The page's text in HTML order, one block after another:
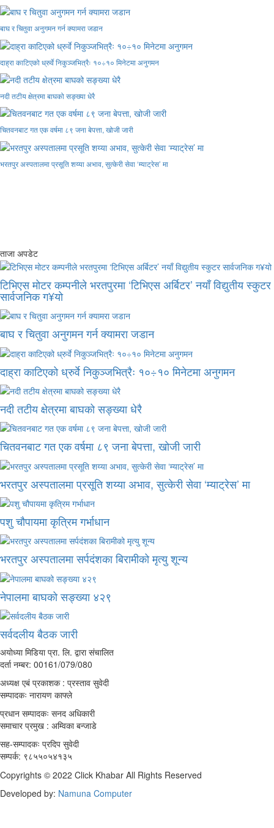
बाघ र चितुवा अनुगमन गर्न क्यामरा जडान
दाह्रा काटिएको ध्रुर्वे निकुञ्जभित्रैः १०÷१० मिनेटमा अनुगमन
नदी तटीय क्षेत्रमा बाघको सङ्ख्या धेरै
चितवनबाट गत एक वर्षमा ८९ जना बेपत्ता, खोजी जारी
भरतपुर अस्पतालमा प्रसूति शय्या अभाव, सुत्केरी सेवा ‘म्याट्रेस’ मा
ताजा अपडेट
टिभिएस मोटर कम्पनीले भरतपुरमा ‘टिभिएस अर्बिटर’ नयाँ विद्युतीय स्कुटर
सार्वजनिक ग¥यो
बाघ र चितुवा अनुगमन गर्न क्यामरा जडान
दाह्रा काटिएको ध्रुर्वे निकुञ्जभित्रैः १०÷१० मिनेटमा अनुगमन
नदी तटीय क्षेत्रमा बाघको सङ्ख्या धेरै
चितवनबाट गत एक वर्षमा ८९ जना बेपत्ता, खोजी जारी
भरतपुर अस्पतालमा प्रसूति शय्या अभाव, सुत्केरी सेवा ‘म्याट्रेस’ मा
पशु चौपायमा कृत्रिम गर्भाधान
भरतपुर अस्पतालमा सर्पदंशका बिरामीको मृत्यु शून्य
नेपालमा बाघको सङ्ख्या ४२९
सर्वदलीय बैठक जारी
अयोध्या मिडिया प्रा. लि. द्वारा संचालित
दर्ता नम्बर: 00161/079/080
अध्यक्ष एबं प्रकाशक : प्रस्ताव सुवेदी
सम्पादकः नारायण काफ्ले
प्रधान सम्पादकः सनद अधिकारी
समाचार प्रमुख : अम्विका बन्जाडे
सह-सम्पादकः प्रदिप सुवेदी
सम्पर्क: ९८५५०५४१३५
Copyrights © 2022 Click Khabar All Rights Reserved
Developed by: Namuna Computer